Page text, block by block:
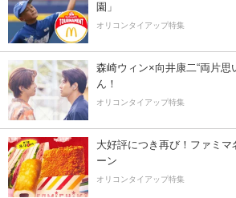
園」
オリコンタイアップ特集
森崎ウィン×向井康二“両片思
ん！
オリコンタイアップ特集
大好評につき再び！ファミ
ーン
オリコンタイアップ特集